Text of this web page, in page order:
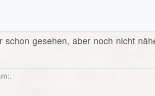
gesehen, aber noch nicht